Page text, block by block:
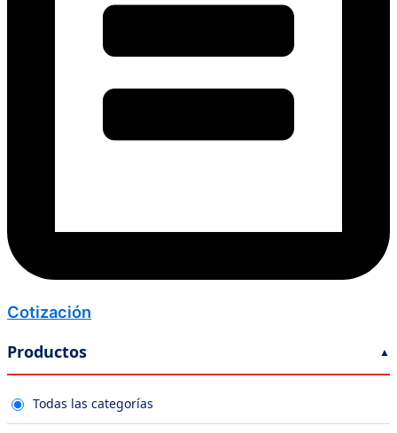
Cotización
Productos
Todas las categorías